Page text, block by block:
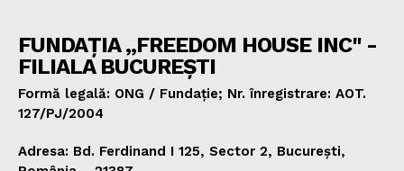
FUNDAȚIA „FREEDOM HOUSE INC" -
FILIALA BUCUREȘTI
Formă legală: ONG / Fundație; Nr. înregistrare: AOT.
127/PJ/2004
Adresa: Bd. Ferdinand I 125, Sector 2, București,